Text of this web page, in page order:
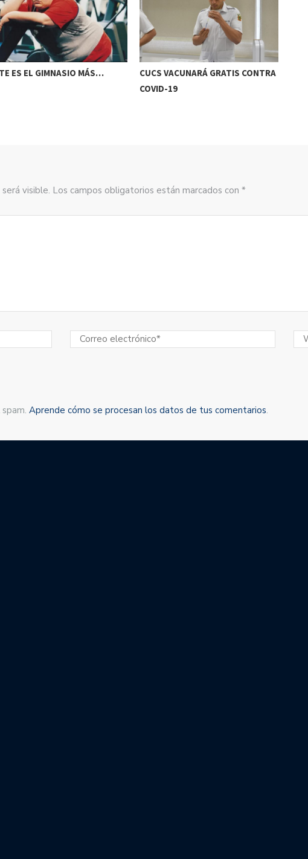
ES EL GIMNASIO MÁS…
CUCS VACUNARÁ GRATIS CONTRA
COVID-19
visible. Los campos obligatorios están marcados con *
Aprende cómo se procesan los datos de tus comentarios.